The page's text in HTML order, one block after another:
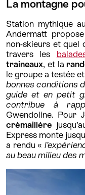
La montagne
Station mythique
Andermatt
non-skieurs et quel
travers les
traineaux, et la
le groupe a testée
bonnes conditions
guide et en petit
contribue à
Gwendoline. Pour
crémaillère
Express monte
a rendu «
au beau milieu des